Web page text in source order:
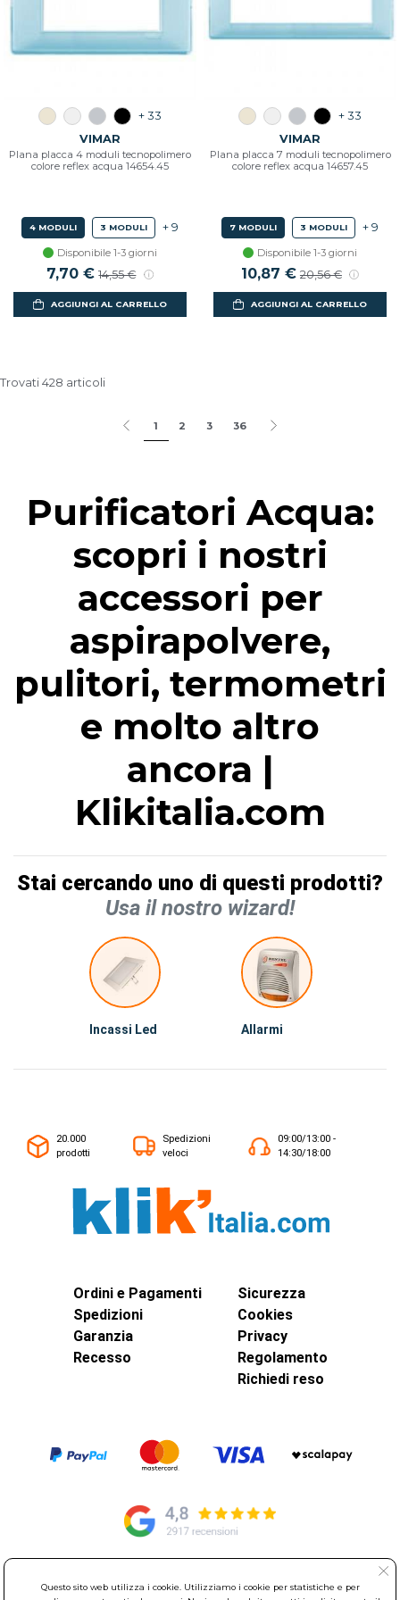
+ 33
VIMAR
Plana placca 4 moduli tecnopolimero
colore reflex acqua 14654.45
4 MODULI 3 MODULI + 9
Disponibile 1-3 giorni
Prezzo scontato
7,70 € Prezzo di listino
14,55 €
AGGIUNGI AL CARRELLO
+ 33
VIMAR
Plana placca 7 moduli tecnopolimero
colore reflex acqua 14657.45
7 MODULI 3 MODULI + 9
Disponibile 1-3 giorni
Prezzo scontato
10,87 € Prezzo di listino
20,56 €
AGGIUNGI AL CARRELLO
Trovati 428 articoli
1 2 3 36
Purificatori Acqua:
scopri i nostri
accessori per
aspirapolvere,
pulitori, termometri
e molto altro
ancora |
Klikitalia.com
Stai cercando uno di questi prodotti?
Usa il nostro wizard!
Incassi Led Allarmi
20.000
prodotti
Spedizioni
veloci
09:00/13:00 -
14:30/18:00
Ordini e Pagamenti
Spedizioni
Garanzia
Recesso
Sicurezza
Cookies
Privacy
Regolamento
Richiedi reso
© Elettroservice Spa - Sede Legale: Via Leonardo da Vinci, 40 -
Questo sito web utilizza i cookie. Utilizziamo i cookie per statistiche e per